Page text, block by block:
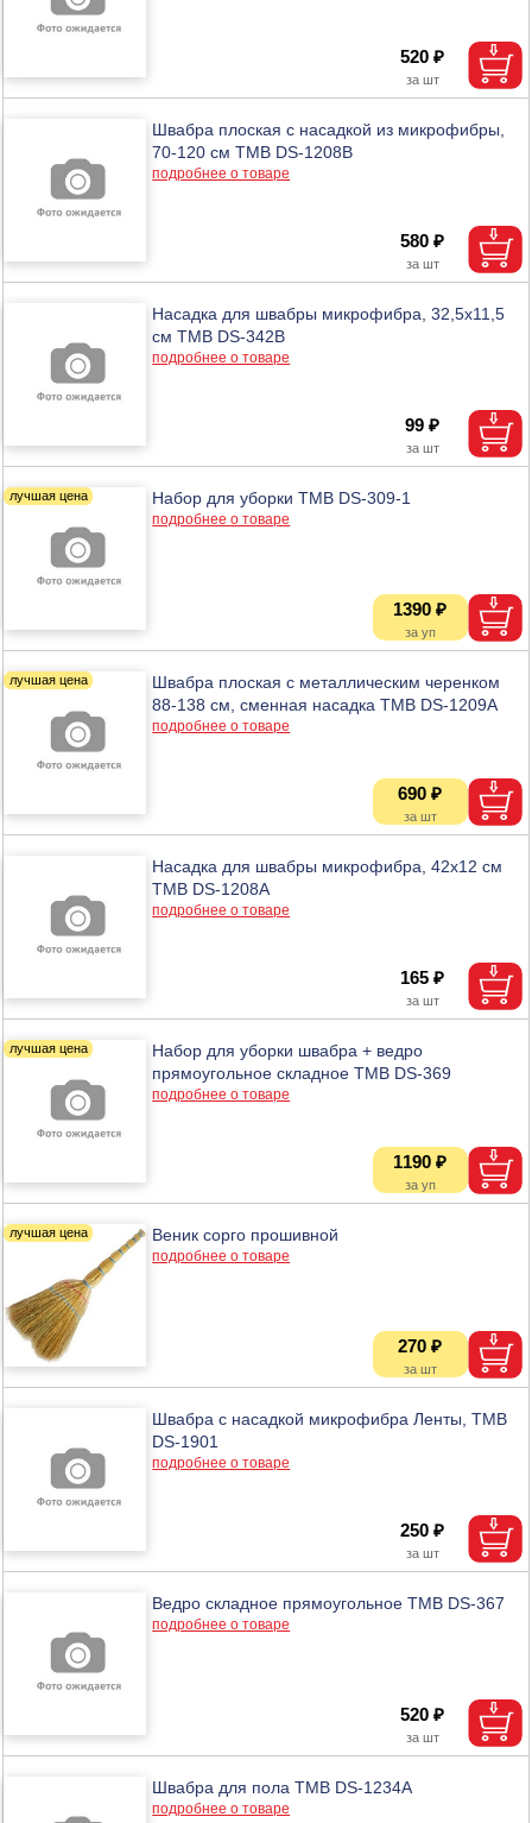
520 ₽
Швабра плоская с насадкой из микрофибры,
70-120 см ТМВ DS-1208B
подробнее о товаре
580 ₽
Насадка для швабры микрофибра, 32,5х11,5
см ТМВ DS-342B
подробнее о товаре
99 ₽
Набор для уборки ТМВ DS-309-1
подробнее о товаре
1390 ₽
Швабра плоская с металлическим черенком
88-138 см, сменная насадка ТМВ DS-1209A
подробнее о товаре
690 ₽
Насадка для швабры микрофибра, 42x12 см
ТМВ DS-1208A
подробнее о товаре
165 ₽
Набор для уборки швабра + ведро
прямоугольное складное ТМВ DS-369
подробнее о товаре
1190 ₽
Веник сорго прошивной
подробнее о товаре
270 ₽
Швабра с насадкой микрофибра Ленты, ТМВ
DS-1901
подробнее о товаре
250 ₽
Ведро складное прямоугольное ТМВ DS-367
подробнее о товаре
520 ₽
Швабра для пола ТМВ DS-1234A
подробнее о товаре